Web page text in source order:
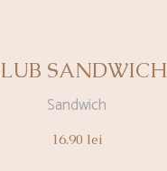
SANDWICH
Sandwich
16.90 lei